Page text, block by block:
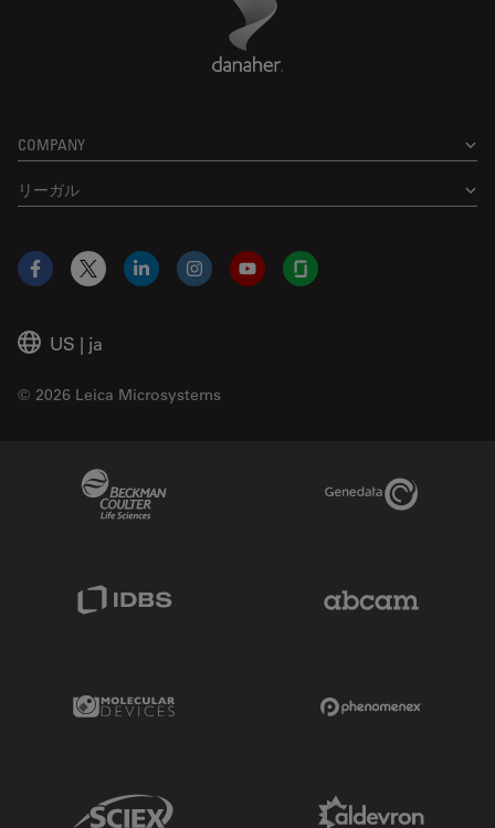
COMPANY
リーガル
US | ja
© 2026 Leica Microsystems
Facebook
X LinkedInInstagramYouTubeGlassdoor
Genedata Link
Molecular Devices Link
Sciex Link